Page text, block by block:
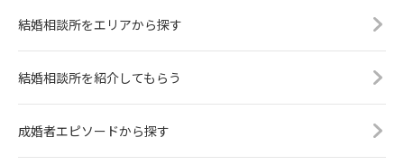
結婚相談所をエリアから探す
結婚相談所を紹介してもらう
成婚者エピソードから探す